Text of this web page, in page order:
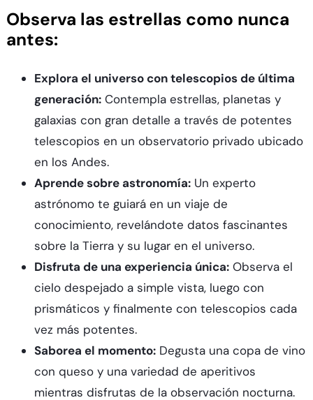
Observa las estrellas como nunca
antes:
Explora el universo con telescopios de última
generación:Contempla estrellas, planetas y
galaxias con gran detalle a través de potentes
telescopios en un observatorio privado ubicado
en los Andes.
Aprende sobre astronomía:Un experto
astrónomo te guiará en un viaje de
conocimiento, revelándote datos fascinantes
sobre la Tierra y su lugar en el universo.
Disfruta de una experiencia única:Observa el
cielo despejado a simple vista, luego con
prismáticos y finalmente con telescopios cada
vez más potentes.
Saborea el momento:Degusta una copa de vino
con queso y una variedad de aperitivos
mientras disfrutas de la observación nocturna.